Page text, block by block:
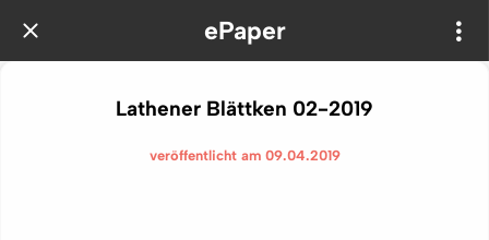
ePaper
Lathener Blättken 02-2019
veröffentlicht am 09.04.2019